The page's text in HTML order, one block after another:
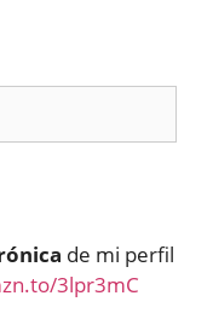
de mi perfil
3lpr3mC